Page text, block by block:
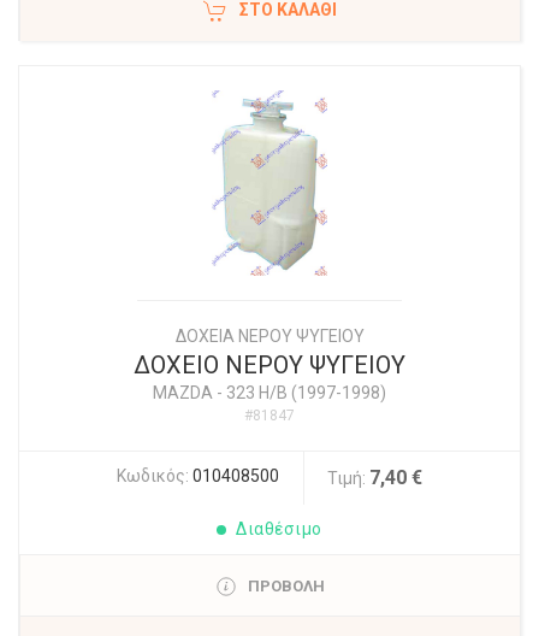
ΣΤΟ ΚΑΛΆΘΙ
ΔΟΧΕΙΑ ΝΕΡΟΥ ΨΥΓΕΙΟΥ
ΔΟΧΕΙΟ ΝΕΡΟΥ ΨΥΓΕΙΟΥ
MAZDA - 323 H/B (1997-1998)
#81847
Κωδικός: 010408500 Τιμή: 7,40 €
Διαθέσιμο
ΠΡΟΒΟΛΗ